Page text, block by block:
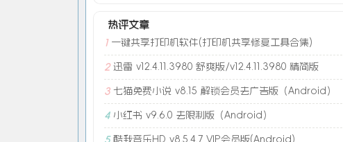
热评文章
1 一键共享打印机软件(打印机共享修复工具合集)
2 迅雷 v12.4.11.3980 舒爽版/v12.4.11.3980 精简版
3 七猫免费小说 v8.15 解锁会员去广告版（Android）
4 小红书 v9.6.0 去限制版（Android）
5 酷我音乐HD v8.5.4.7 VIP会员版(Android)